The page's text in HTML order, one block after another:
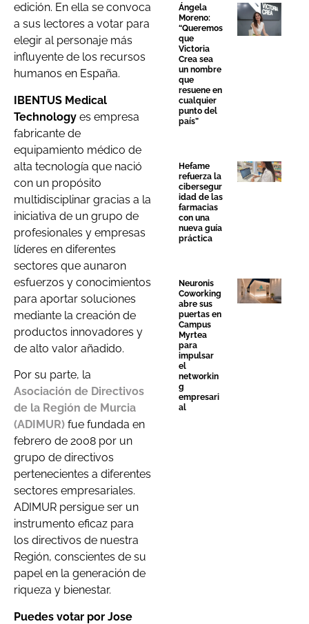
edición. En ella se convoca
a sus lectores a votar para
elegir al personaje más
influyente de los recursos
humanos en España.
IBENTUS Medical
Technology es empresa
fabricante de
equipamiento médico de
alta tecnología que nació
con un propósito
multidisciplinar gracias a la
iniciativa de un grupo de
profesionales y empresas
líderes en diferentes
sectores que aunaron
esfuerzos y conocimientos
para aportar soluciones
mediante la creación de
productos innovadores y
de alto valor añadido.
Por su parte, la
Asociación de Directivos
de la Región de Murcia
(ADIMUR) fue fundada en
febrero de 2008 por un
grupo de directivos
pertenecientes a diferentes
sectores empresariales.
ADIMUR persigue ser un
instrumento eficaz para
los directivos de nuestra
Región, conscientes de su
papel en la generación de
riqueza y bienestar.
Puedes votar por Jose
Ángela
Moreno:
“Queremos
que
Victoria
Crea sea
un nombre
que
resuene en
cualquier
punto del
país”
Hefame
refuerza la
cibersegur
idad de las
farmacias
con una
nueva guía
práctica
Neuronis
Coworking
abre sus
puertas en
Campus
Myrtea
para
impulsar
el
networkin
g
empresari
al